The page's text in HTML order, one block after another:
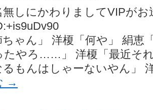
無しにかわりましてVIPがお
ゃん」 洋榎「何や」 絹恵
たやろ……」 洋榎「最近そ
るもんはしゃーないやん」
→